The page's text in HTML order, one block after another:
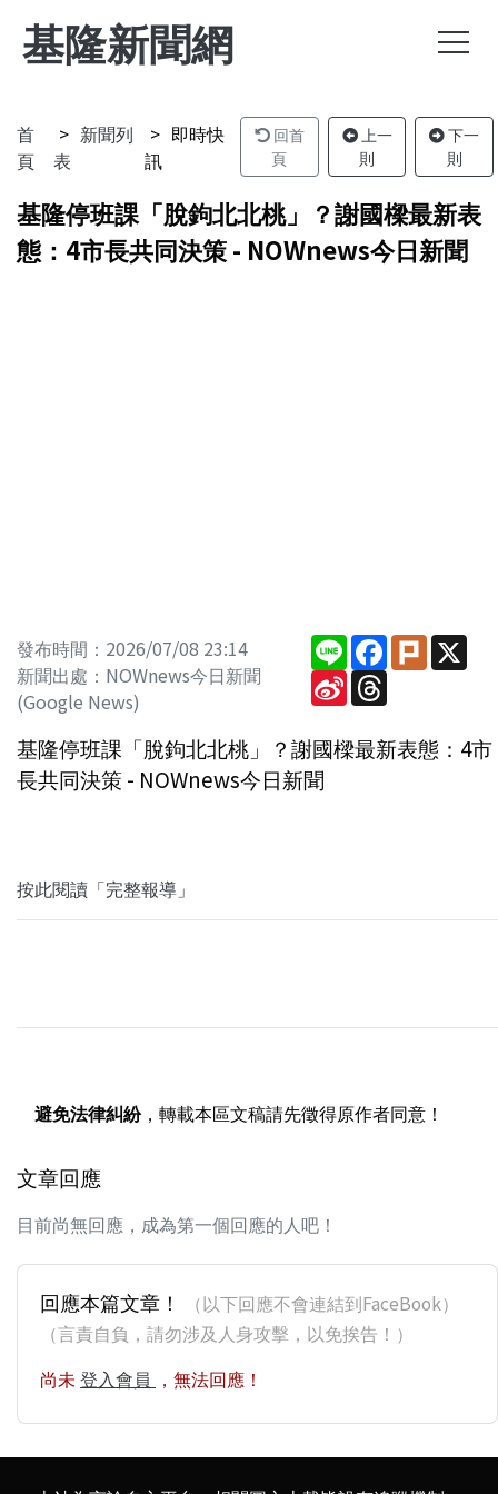
基隆新聞網
首
頁
新聞列
表
即時快
訊
回首
頁
上一
則
下一
則
基隆停班課「脫鉤北北桃」？謝國樑最新表
態：4市長共同決策 - NOWnews今日新聞
發布時間：2026/07/08 23:14
新聞出處：NOWnews今日新聞
(Google News)
Line Facebook
Plurk
Sina
Weibo
Threads
基隆停班課「脫鉤北北桃」？謝國樑最新表態：4市
長共同決策 - NOWnews今日新聞
按此閱讀「完整報導」
避免法律糾紛，轉載本區文稿請先徵得原作者同意！
文章回應
目前尚無回應，成為第一個回應的人吧！
回應本篇文章！
（以下回應不會連結到FaceBook）
（言責自負，請勿涉及人身攻擊，以免挨告！）
尚未 登入會員 ，無法回應！